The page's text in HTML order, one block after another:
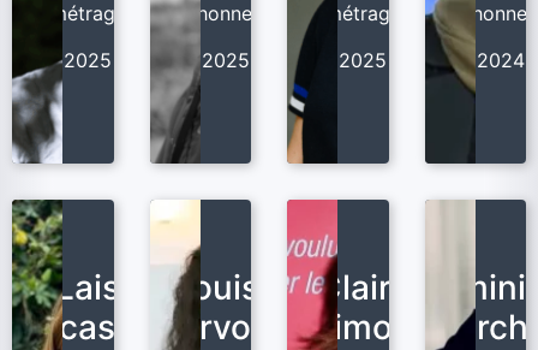
métrage
2025
d'honneur
2025
métrage
2025
2024
Lais
Decaster
Louise
Courvoisier
Claire
Simon